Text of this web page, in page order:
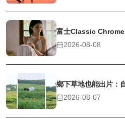
富士Classic Chrome
2026-08-08
鄉下草地也能出片：
2026-08-07